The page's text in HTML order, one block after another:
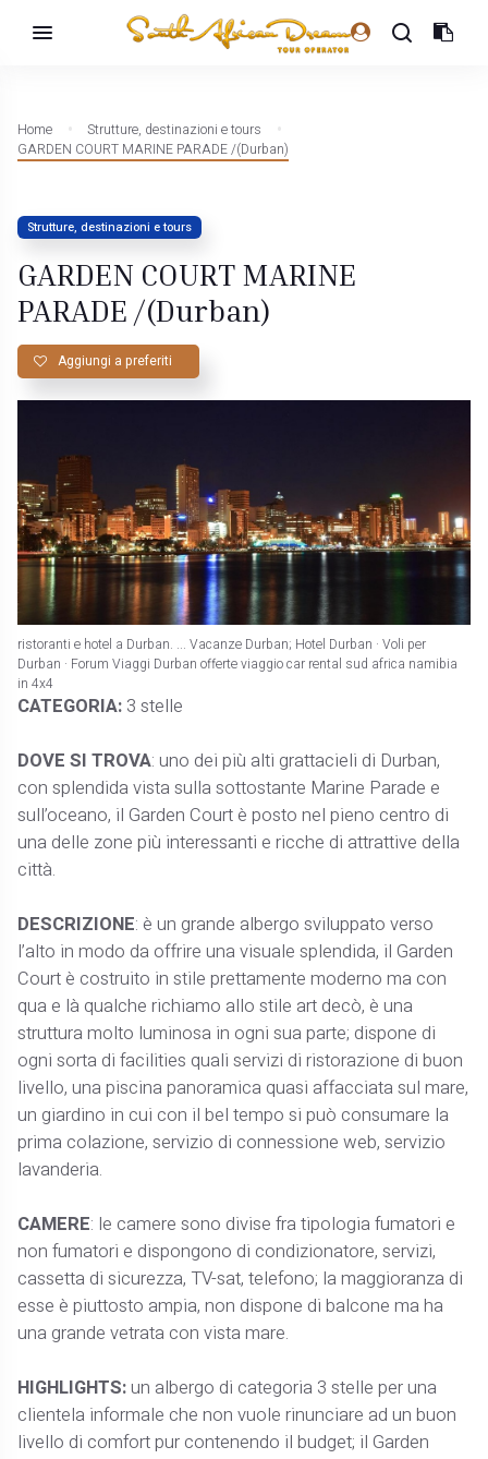
Home
Strutture, destinazioni e tours
GARDEN COURT MARINE PARADE /(Durban)
Strutture, destinazioni e tours
GARDEN COURT MARINE
PARADE /(Durban)
Aggiungi a preferiti
ristoranti e hotel a Durban. ... Vacanze Durban; Hotel Durban · Voli per
Durban · Forum Viaggi Durban offerte viaggio car rental sud africa namibia
in 4x4
CATEGORIA: 3 stelle
DOVE SI TROVA: uno dei più alti grattacieli di Durban,
con splendida vista sulla sottostante Marine Parade e
sull’oceano, il Garden Court è posto nel pieno centro di
una delle zone più interessanti e ricche di attrattive della
città.
DESCRIZIONE: è un grande albergo sviluppato verso
l’alto in modo da offrire una visuale splendida, il Garden
Court è costruito in stile prettamente moderno ma con
qua e là qualche richiamo allo stile art decò, è una
struttura molto luminosa in ogni sua parte; dispone di
ogni sorta di facilities quali servizi di ristorazione di buon
livello, una piscina panoramica quasi affacciata sul mare,
un giardino in cui con il bel tempo si può consumare la
prima colazione, servizio di connessione web, servizio
lavanderia.
CAMERE: le camere sono divise fra tipologia fumatori e
non fumatori e dispongono di condizionatore, servizi,
cassetta di sicurezza, TV-sat, telefono; la maggioranza di
esse è piuttosto ampia, non dispone di balcone ma ha
una grande vetrata con vista mare.
HIGHLIGHTS:un albergo di categoria 3 stelle per una
clientela informale che non vuole rinunciare ad un buon
livello di comfort pur contenendo il budget; il Garden